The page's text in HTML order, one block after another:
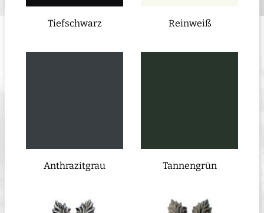
Tiefschwarz Reinweiß
Anthrazitgrau Tannengrün